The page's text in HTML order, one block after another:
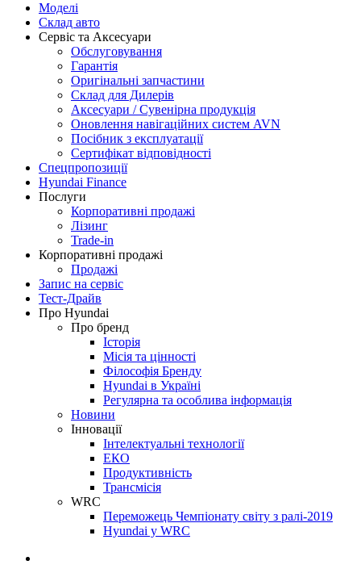
Моделі
Склад авто
Сервіс та Аксесуари
Обслуговування
Гарантія
Оригінальні запчастини
Склад для Дилерів
Аксесуари / Сувенірна продукція
Оновлення навігаційних систем AVN
Посібник з експлуатації
Сертифікат відповідності
Спецпропозиції
Hyundai Finance
Послуги
Корпоративні продажі
Лізинг
Trade-in
Корпоративні продажі
Продажі
Запис на сервіс
Тест-Драйв
Про Hyundai
Про бренд
Історія
Місія та цінності
Філософія Бренду
Hyundai в Україні
Регулярна та особлива інформація
Новини
Інновації
Інтелектуальні технології
ЕКО
Продуктивність
Трансмісія
WRC
Переможець Чемпіонату світу з ралі-2019
Hyundai у WRC